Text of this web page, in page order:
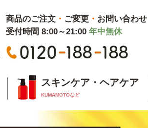
商品のご注文 ・ ご変更 ・ お問い合わせ
受付時間 8:00～21:00 年中無休
スキンケア・ヘアケア
KUMAMOTOなど